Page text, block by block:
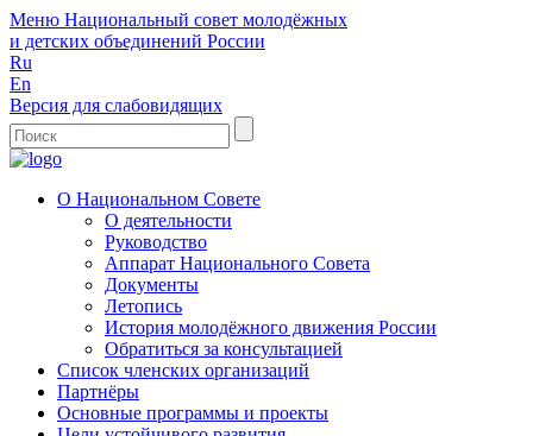
Меню Национальный совет молодёжных
и детских объединений России
Ru
En
Версия для слабовидящих
О Национальном Совете
О деятельности
Руководство
Аппарат Национального Совета
Документы
Летопись
История молодёжного движения России
Обратиться за консультацией
Список членских организаций
Партнёры
Основные программы и проекты